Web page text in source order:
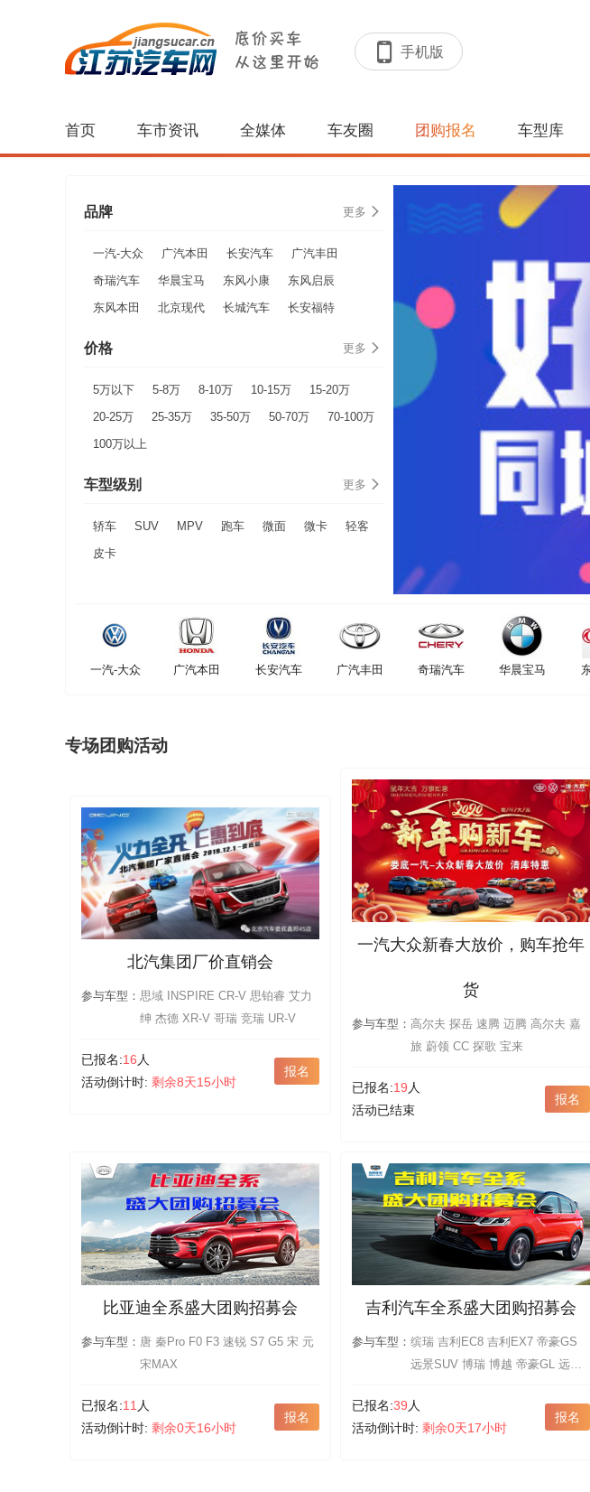
手机版
首页 车市资讯 全媒体 车友圈 团购报名 车型库
品牌 更多
一汽-大众 广汽本田 长安汽车
广汽丰田
奇瑞汽车
华晨宝马 东风小康
东风启辰
东风本田
北京现代 长城汽车 长安福特
价格 更多
5万以下 5-8万 8-10万 10-15万
15-20万
20-25万
25-35万 35-50万 50-70万
70-100万
100万以上
车型级别 更多
轿车 SUV MPV 跑车 微面 微卡
轻客
皮卡
一汽-大众 广汽本田 长安汽车 广汽丰田 奇瑞汽车 华晨宝马
专场团购活动
北汽集团厂价直销会
参与车型： 思域 INSPIRE CR-V 思铂睿 艾力
绅 杰德 XR-V 哥瑞 竞瑞 UR-V
已报名:16 人
活动倒计时: 剩余8天15小时
报名
一汽大众新春大放价，购车抢年
货
参与车型： 高尔夫 探岳 速腾 迈腾 高尔夫 嘉
旅 蔚领 CC 探歌 宝来
已报名:19人
活动已结束
报名
比亚迪全系盛大团购招募会
参与车型： 唐 秦Pro F0 F3 速锐 S7 G5 宋 元
宋MAX
已报名:11人
活动倒计时: 剩余0天16小时
报名
吉利汽车全系盛大团购招募会
参与车型： 缤瑞 吉利EC8 吉利EX7 帝豪GS
远景SUV 博瑞 博越 帝豪GL 远景
GE 远景 金刚 英伦C5 熊猫 帝豪
英伦TX4 海景
已报名:39人
活动倒计时: 剩余0天17小时
报名